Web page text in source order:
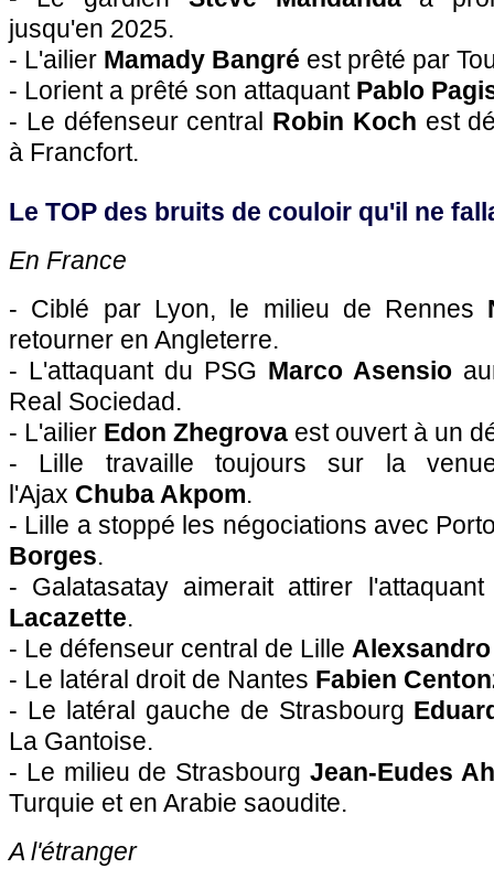
jusqu'en 2025.
- L'ailier Mamady Bangré est prêté par
- Lorient a prêté son attaquant Pablo
- Le défenseur central Robin Koch est
à Francfort.
Le TOP des bruits de couloir qu'il ne
En France
- Ciblé par Lyon, le milieu de Rennes
retourner en Angleterre.
- L'attaquant du PSG Marco Asensio
Real Sociedad.
- L'ailier Edon Zhegrova est ouvert à un
- Lille travaille toujours sur la
l'Ajax Chuba Akpom.
- Lille a stoppé les négociations avec
Borges.
- Galatasatay aimerait attirer
Lacazette.
- Le défenseur central de Lille
- Le latéral droit de Nantes Fabien
- Le latéral gauche de Strasbourg
La Gantoise.
- Le milieu de Strasbourg Jean-Eudes
Turquie et en Arabie saoudite.
A l'étranger